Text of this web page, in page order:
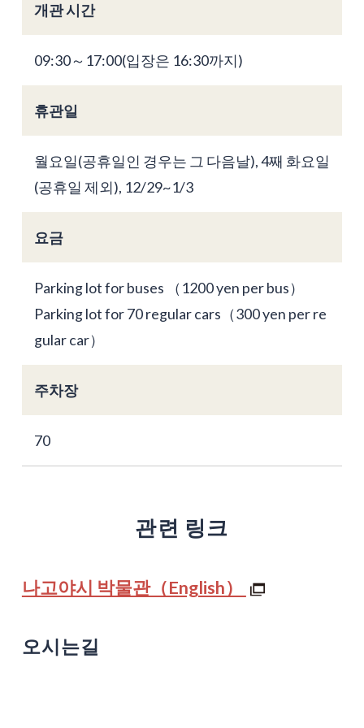
개관 시간
09:30～17:00(입장은 16:30까지)
휴관일
월요일(공휴일인 경우는 그 다음날), 4째 화요일
(공휴일 제외), 12/29~1/3
요금
Parking lot for buses （1200 yen per bus）
Parking lot for 70 regular cars（300 yen per re
gular car）
주차장
70
관련 링크
나고야시 박물관（English）
오시는길